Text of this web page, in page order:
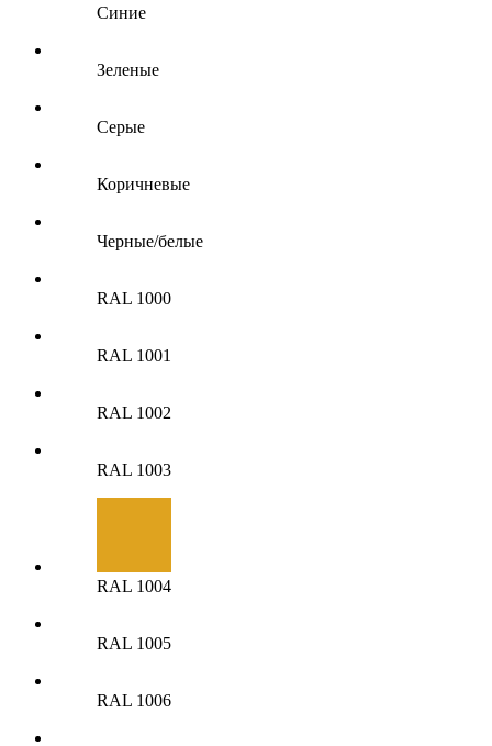
Синие
Зеленые
Серые
Коричневые
Черные/белые
RAL 1000
RAL 1001
RAL 1002
RAL 1003
RAL 1004
RAL 1005
RAL 1006